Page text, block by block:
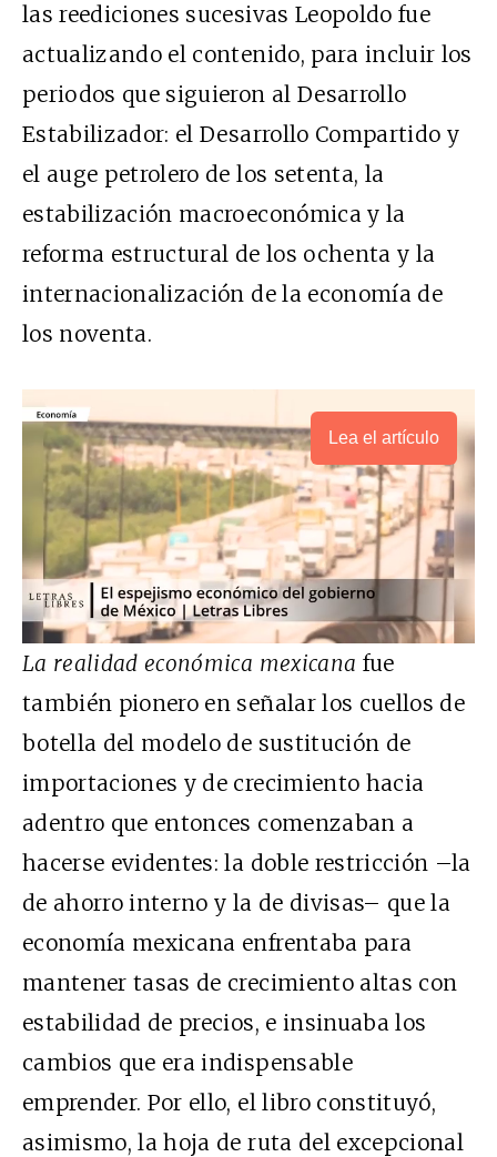
las reediciones sucesivas Leopoldo fue
actualizando el contenido, para incluir los
periodos que siguieron al Desarrollo
Estabilizador: el Desarrollo Compartido y
el auge petrolero de los setenta, la
estabilización macroeconómica y la
reforma estructural de los ochenta y la
internacionalización de la economía de
los noventa.
Lea el artículo
La realidad económica mexicana fue
también pionero en señalar los cuellos de
botella del modelo de sustitución de
importaciones y de crecimiento hacia
adentro que entonces comenzaban a
hacerse evidentes: la doble restricción –la
de ahorro interno y la de divisas– que la
economía mexicana enfrentaba para
mantener tasas de crecimiento altas con
estabilidad de precios, e insinuaba los
cambios que era indispensable
emprender. Por ello, el libro constituyó,
asimismo, la hoja de ruta del excepcional